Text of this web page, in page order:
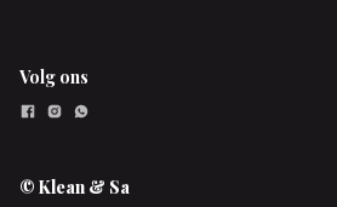
Volg ons
© Klean & Sa